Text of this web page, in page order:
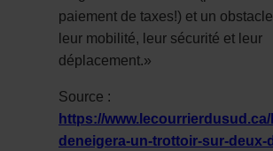
paiement de taxes!) et un
leur mobilité, leur sécurité et leur
déplacement.»
Source :
https://
deneigera-un-trottoir-sur-deux-